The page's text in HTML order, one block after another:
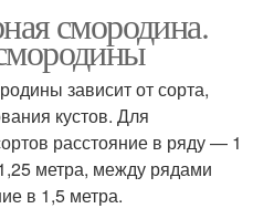
смородина.
зависит от сорта,
кустов. Для
расстояние в ряду — 1
метра, между рядами
в 1,5 метра.